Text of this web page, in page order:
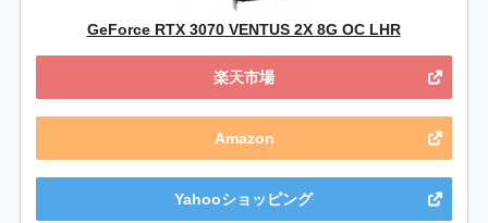
GeForce RTX 3070 VENTUS 2X 8G OC LHR
楽天市場
Amazon
Yahooショッピング